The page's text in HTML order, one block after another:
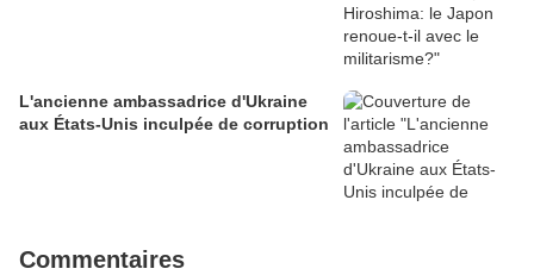
L'ancienne ambassadrice d'Ukraine
aux États-Unis inculpée de corruption
Commentaires